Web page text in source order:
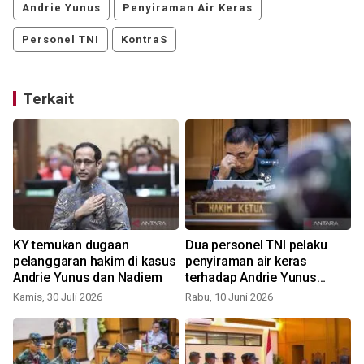
Andrie Yunus Penyiraman Air Keras
Personel TNI KontraS
Terkait
KY temukan dugaan
pelanggaran hakim di kasus
Andrie Yunus dan Nadiem
Kamis, 30 Juli 2026
Dua personel TNI pelaku
penyiraman air keras
terhadap Andrie Yunus
dipecat
Rabu, 10 Juni 2026